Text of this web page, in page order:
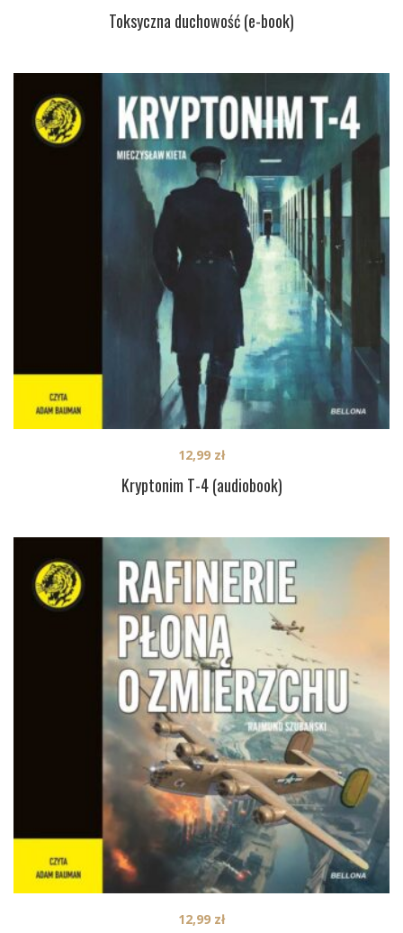
Toksyczna duchowość (e-book)
Kryptonim T-4 (audiobook)
12,99 zł
12,99 zł